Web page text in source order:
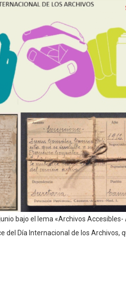
bajo el lema «Archivos
Día Internacional de los Archivos,